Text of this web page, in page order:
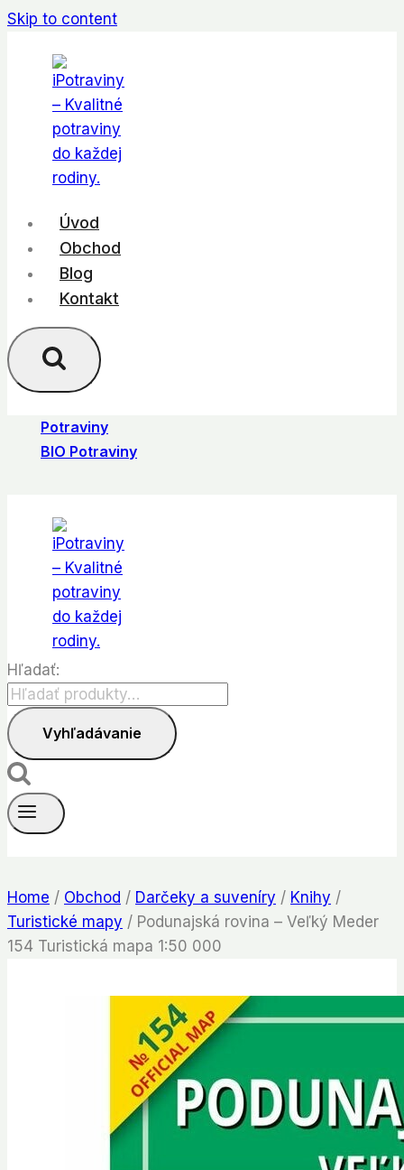
Skip to content
Úvod
Obchod
Blog
Kontakt
Potraviny
BIO Potraviny
Hľadať:
Vyhľadávanie
Home / Obchod / Darčeky a suveníry / Knihy /
Turistické mapy / Podunajská rovina – Veľký Meder
154 Turistická mapa 1:50 000